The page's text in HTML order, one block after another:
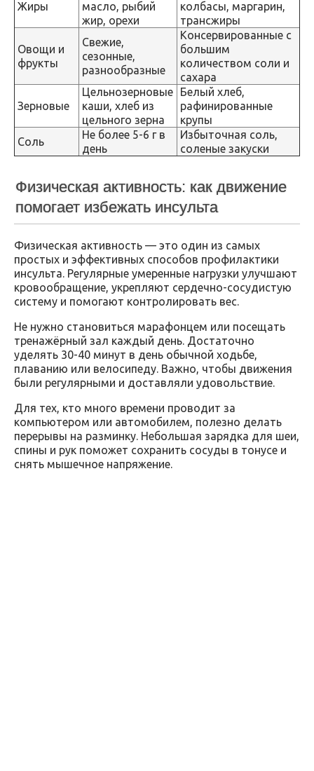
Жиры
масло, рыбий
жир, орехи
колбасы, маргарин,
трансжиры
Овощи и
фрукты
Свежие,
сезонные,
разнообразные
Консервированные с
большим
количеством соли и
сахара
Зерновые
Цельнозерновые
каши, хлеб из
цельного зерна
Белый хлеб,
рафинированные
крупы
Соль
Не более 5-6 г в
день
Избыточная соль,
соленые закуски
Физическая активность: как движение
помогает избежать инсульта
Физическая активность — это один из самых
простых и эффективных способов профилактики
инсульта. Регулярные умеренные нагрузки улучшают
кровообращение, укрепляют сердечно-сосудистую
систему и помогают контролировать вес.
Не нужно становиться марафонцем или посещать
тренажёрный зал каждый день. Достаточно
уделять 30-40 минут в день обычной ходьбе,
плаванию или велосипеду. Важно, чтобы движения
были регулярными и доставляли удовольствие.
Для тех, кто много времени проводит за
компьютером или автомобилем, полезно делать
перерывы на разминку. Небольшая зарядка для шеи,
спины и рук поможет сохранить сосуды в тонусе и
снять мышечное напряжение.